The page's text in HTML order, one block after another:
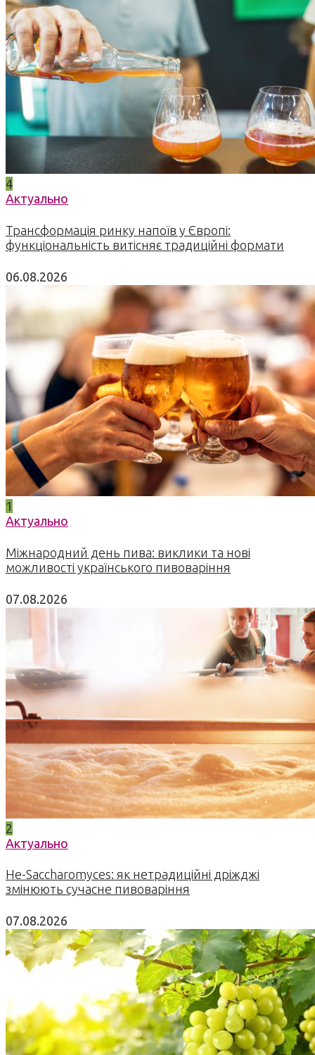
4
Актуально
Трансформація ринку напоїв у Європі:
функціональність витісняє традиційні формати
06.08.2026
1
Актуально
Міжнародний день пива: виклики та нові
можливості українського пивоваріння
07.08.2026
2
Актуально
Не-Saccharomyces: як нетрадиційні дріжджі
змінюють сучасне пивоваріння
07.08.2026